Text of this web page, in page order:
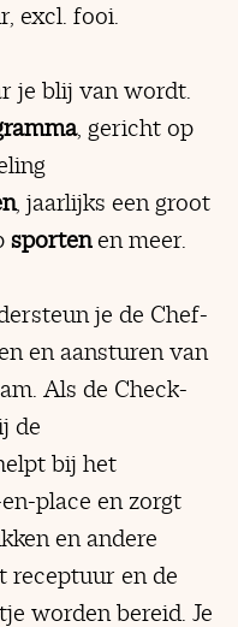
excl. fooi.
je blij van wordt.
, gericht op
, jaarlijks een groot
sportenen meer.
je de Chef-
en aansturen van
Als de Check-
de
bij het
place en zorgt
en andere
receptuur en de
worden bereid. Je